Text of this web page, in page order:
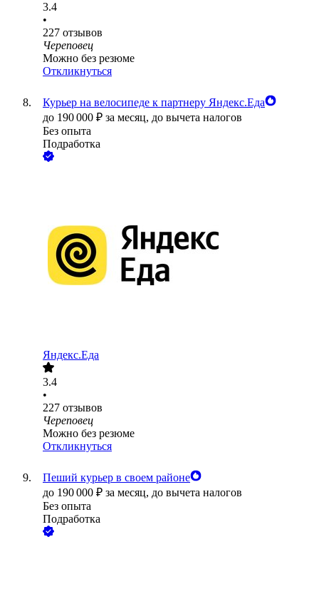
3.4
•
227 отзывов
Череповец
Можно без резюме
Откликнуться
Курьер на велосипеде к партнеру Яндекс.Еда
до 190 000 ₽ за месяц, до вычета налогов
Без опыта
Подработка
Яндекс.Еда
3.4
•
227 отзывов
Череповец
Можно без резюме
Откликнуться
Пеший курьер в своем районе
до 190 000 ₽ за месяц, до вычета налогов
Без опыта
Подработка